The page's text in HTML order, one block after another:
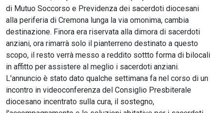
di Mutuo Soccorso e Previdenza dei sacerdoti diocesani
alla periferia di Cremona lunga la via omonima, cambia
destinazione. Finora era riservata alla dimora di sacerdoti
anziani, ora rimarrà solo il pianterreno destinato a questo
scopo, il resto verrà messo a reddito sottto forma di bilocali
in affitto per assistere al meglio i sacerdoti anziani.
L'annuncio è stato dato qualche settimana fa nel corso di un
incontro in videoconferenza del Consiglio Presbiterale
diocesano incentrato sulla cura, il sostegno,